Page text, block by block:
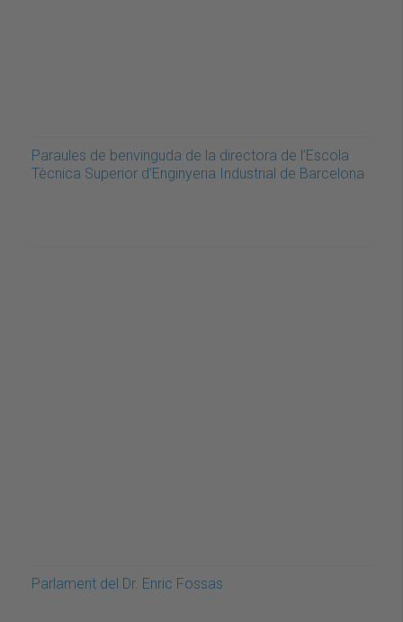
Paraules de benvinguda de la directora de l’Escola
Tècnica Superior d’Enginyeria Industrial de Barcelona
Parlament del Dr. Enric Fossas